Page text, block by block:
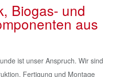
Biogas- und
aus
ist unser Anspruch. Wir sind
Fertigung und Montage